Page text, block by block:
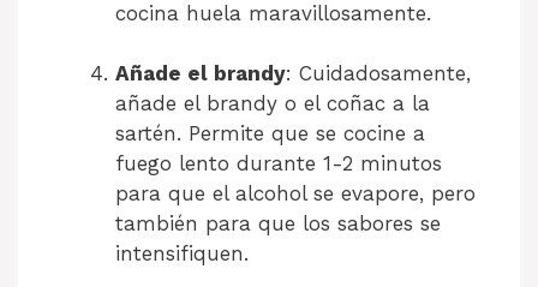
cocina huela maravillosamente.
Añade el brandy: Cuidadosamente,
añade el brandy o el coñac a la
sartén. Permite que se cocine a
fuego lento durante 1-2 minutos
para que el alcohol se evapore, pero
también para que los sabores se
intensifiquen.